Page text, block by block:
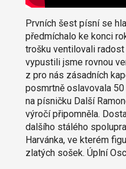
Prvních šest písní se
předmíchalo ke konci
trošku ventilovali
vypustili jsme rovnou
z pro nás zásadních
posmrtně oslavovala
na písničku Další
výročí připomněla.
dalšího stálého
Harvánka, ve kterém
zlatých sošek. Úplní